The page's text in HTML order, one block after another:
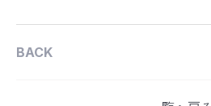
BACK